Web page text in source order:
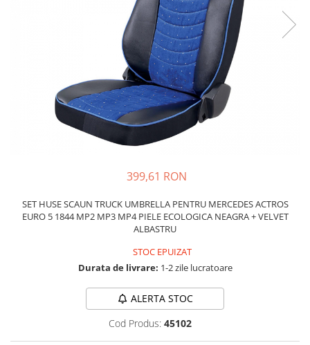
Alte Butoane/Comutatoare
Accesorii Auto Exterior
Husa Auto / Prelata Auto
Paravanturi Auto / Deflectoare Aer
Huse Auto
Huse Scaune Auto
Covorase Auto/ Presuri Auto
Accesorii Siguranta Auto
399,61 RON
SET HUSE SCAUN TRUCK UMBRELLA PENTRU MERCEDES ACTROS
EURO 5 1844 MP2 MP3 MP4 PIELE ECOLOGICA NEAGRA + VELVET
ALBASTRU
STOC EPUIZAT
Durata de livrare: 1-2 zile lucratoare
ALERTA STOC
Cod Produs: 45102